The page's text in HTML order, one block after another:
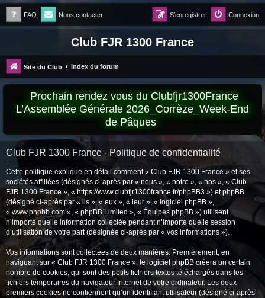
FAQ Nous contacter Connexion
S’enregistrer
Club FJR 1300 France
Site du Club Index du forum
Prochain rendez vous du Clubfjr1300France
L’Assemblée Générale 2026_Corrèze_Week-End
de Pâques
Club FJR 1300 France - Politique de confidentialité
Cette politique explique en détail comment « Club FJR 1300 France » et ses
sociétés affiliées (désignés ci-après par « nous », « notre », « nos », « Club
FJR 1300 France », « https://www.clubfjr1300france.fr/phpBB3 ») et phpBB
(désigné ci-après par « ils », « eux », « leur », « logiciel phpBB »,
« www.phpbb.com », « phpBB Limited », « Équipes phpBB ») utilisent
n’importe quelle information collectée pendant n’importe quelle session
d’utilisation de votre part (désignée ci-après par « vos informations »).
Vos informations sont collectées de deux manières. Premièrement, en
naviguant sur « Club FJR 1300 France », le logiciel phpBB créera un certain
nombre de cookies, qui sont des petits fichiers textes téléchargés dans les
fichiers temporaires du navigateur Internet de votre ordinateur. Les deux
premiers cookies ne contiennent qu’un identifiant utilisateur (désigné ci-après